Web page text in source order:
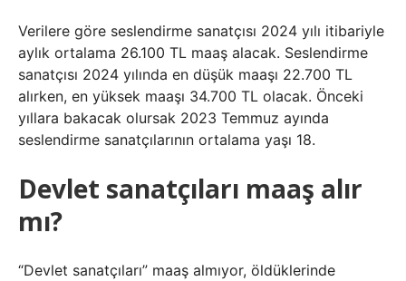
Verilere göre seslendirme sanatçısı 2024 yılı itibariyle
aylık ortalama 26.100 TL maaş alacak. Seslendirme
sanatçısı 2024 yılında en düşük maaşı 22.700 TL
alırken, en yüksek maaşı 34.700 TL olacak. Önceki
yıllara bakacak olursak 2023 Temmuz ayında
seslendirme sanatçılarının ortalama yaşı 18.
Devlet sanatçıları maaş alır
mı?
“Devlet sanatçıları” maaş almıyor, öldüklerinde